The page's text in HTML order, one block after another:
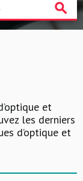
search
et
les derniers
d’optique et